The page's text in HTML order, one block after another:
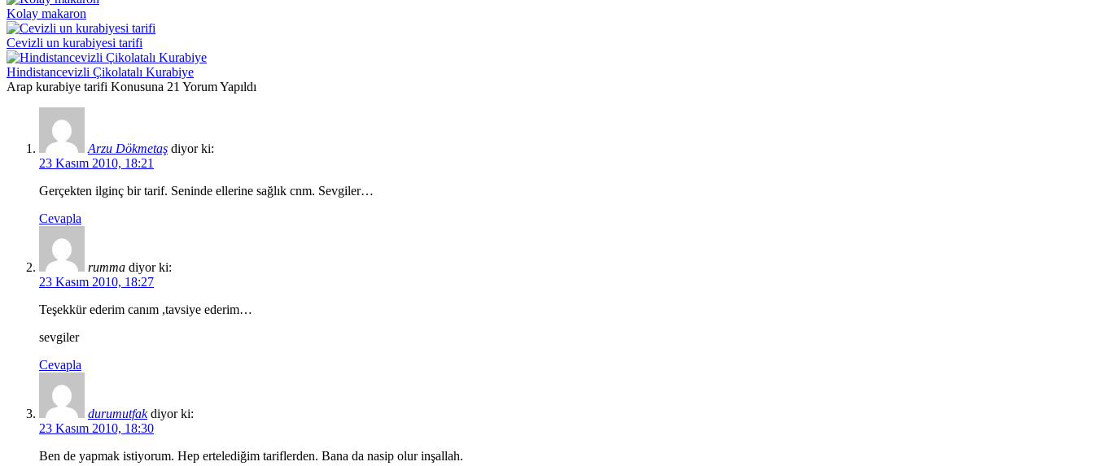
Kolay makaron
Cevizli un kurabiyesi tarifi
Hindistancevizli Çikolatalı Kurabiye
Arap kurabiye tarifi Konusuna 21 Yorum Yapıldı
Arzu Dökmetaş diyor ki:
23 Kasım 2010, 18:21
Gerçekten ilginç bir tarif. Seninde ellerine sağlık cnm. Sevgiler…
Cevapla
rumma diyor ki:
23 Kasım 2010, 18:27
Teşekkür ederim canım ,tavsiye ederim…
sevgiler
Cevapla
durumutfak diyor ki:
23 Kasım 2010, 18:30
Ben de yapmak istiyorum. Hep ertelediğim tariflerden. Bana da nasip olur inşallah.